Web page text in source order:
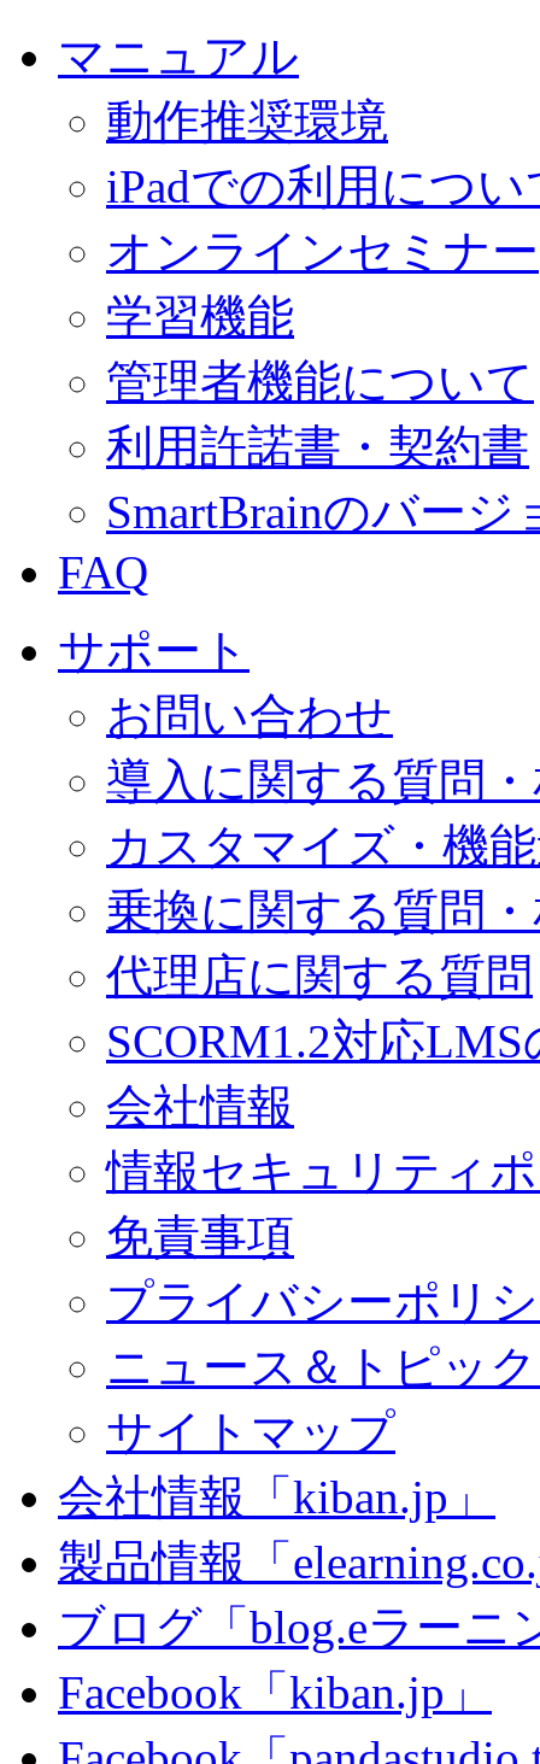
マニュアル
動作推奨環境
iPadでの利用につい
オンラインセミナー
学習機能
管理者機能について
利用許諾書・契約書
SmartBrainのバー
FAQ
サポート
お問い合わせ
導入に関する質問
カスタマイズ・機
乗換に関する質問
代理店に関する質問
SCORM1.2対応
会社情報
情報セキュリティ
免責事項
プライバシーポリ
ニュース＆トピッ
サイトマップ
会社情報「kiban.jp」
製品情報「
ブログ「blog.eラーニ
Facebook「kiban.jp」